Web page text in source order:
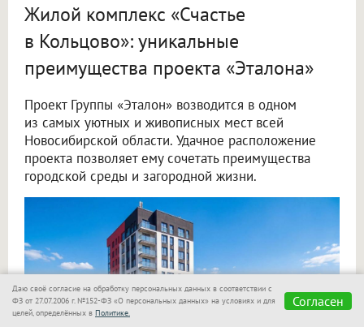
Жилой комплекс «Счастье
в Кольцово»: уникальные
преимущества проекта «Эталона»
Проект Группы «Эталон» возводится в одном
из самых уютных и живописных мест всей
Новосибирской области. Удачное расположение
проекта позволяет ему сочетать преимущества
городской среды и загородной жизни.
Даю своё согласие на обработку персональных данных в соответствии с
ФЗ от 27.07.2006 г. №152-ФЗ «О персональных данных» на условиях и для
целей, определённых в Политике.
Согласен